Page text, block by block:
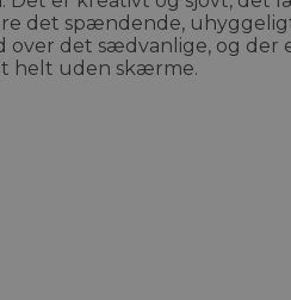
det spændende,
over det sædvanlige, og der
helt uden skærme.